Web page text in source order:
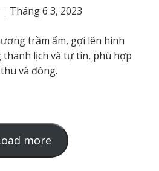
Tháng 6 3, 2023
trầm ấm, gợi lên hình
thanh lịch và tự tin, phù hợp
và đông.
more
o